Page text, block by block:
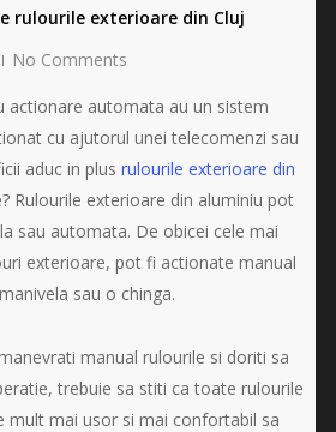
rulourile exterioare din Cluj
No Comments
actionare automata au un sistem
cu ajutorul unei telecomenzi sau
aduc in plus rulourile exterioare din
Rulourile exterioare din aluminiu pot
sau automata. De obicei cele mai
exterioare, pot fi actionate manual
sau o chinga.
manual rulourile si doriti sa
trebuie sa stiti ca toate rulourile
mult mai usor si mai confortabil sa